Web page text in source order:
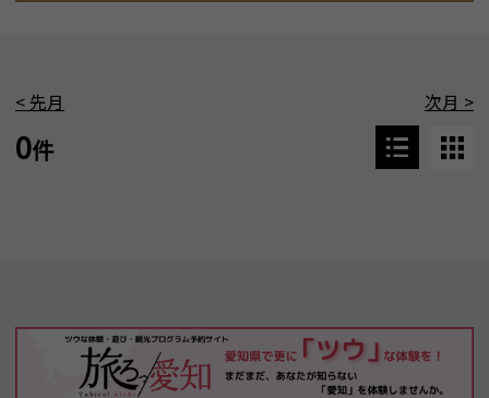
< 先月 次月 >
0件